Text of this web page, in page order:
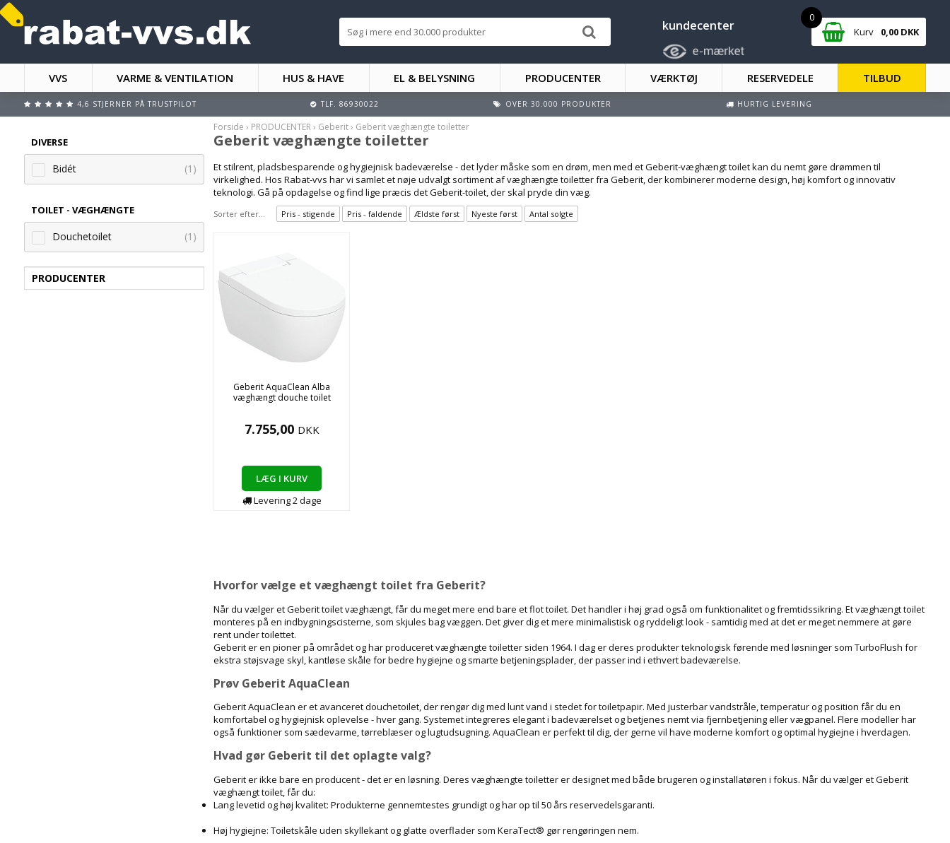
kundecenter
0
Kurv 0,00 DKK
VVS VARME & VENTILATION HUS & HAVE EL & BELYSNING PRODUCENTER VÆRKTØJ RESERVEDELE TILBUD
4,6 STJERNER PÅ TRUSTPILOT TLF. 86930022 OVER 30.000 PRODUKTER HURTIG LEVERING
DIVERSE
Bidét (1)
TOILET - VÆGHÆNGTE
Douchetoilet (1)
PRODUCENTER
Forside › PRODUCENTER› Geberit› Geberit væghængte toiletter
Geberit væghængte toiletter
Et stilrent, pladsbesparende og hygiejnisk badeværelse - det lyder måske som en drøm, men med et Geberit-væghængt toilet kan du nemt gøre drømmen til
virkelighed. Hos Rabat-vvs har vi samlet et nøje udvalgt sortiment af væghængte toiletter fra Geberit, der kombinerer moderne design, høj komfort og innovativ
teknologi. Gå på opdagelse og find lige præcis det Geberit-toilet, der skal pryde din væg.
Sorter efter... Pris - stigende Pris - faldende Ældste først Nyeste først Antal solgte
Geberit AquaClean Alba
væghængt douche toilet
7.755,00 DKK
LÆG I KURV
Levering2dage
Hvorfor vælge et væghængt toilet fra Geberit?
Når du vælger et Geberit toilet væghængt, får du meget mere end bare et flot toilet. Det handler i høj grad også om funktionalitet og fremtidssikring. Et væghængt toilet
monteres på en indbygningscisterne, som skjules bag væggen. Det giver dig et mere minimalistisk og ryddeligt look - samtidig med at det er meget nemmere at gøre
rent under toilettet.
Geberit er en pioner på området og har produceret væghængte toiletter siden 1964. I dag er deres produkter teknologisk førende med løsninger som TurboFlush for
ekstra støjsvage skyl, kantløse skåle for bedre hygiejne og smarte betjeningsplader, der passer ind i ethvert badeværelse.
Prøv Geberit AquaClean
Geberit AquaClean er et avanceret douchetoilet, der rengør dig med lunt vand i stedet for toiletpapir. Med justerbar vandstråle, temperatur og position får du en
komfortabel og hygiejnisk oplevelse - hver gang. Systemet integreres elegant i badeværelset og betjenes nemt via fjernbetjening eller vægpanel. Flere modeller har
også funktioner som sædevarme, tørreblæser og lugtudsugning. AquaClean er perfekt til dig, der gerne vil have moderne komfort og optimal hygiejne i hverdagen.
Hvad gør Geberit til det oplagte valg?
Geberit er ikke bare en producent - det er en løsning. Deres væghængte toiletter er designet med både brugeren og installatøren i fokus. Når du vælger et Geberit
væghængt toilet, får du:
Lang levetid og høj kvalitet: Produkterne gennemtestes grundigt og har op til 50 års reservedelsgaranti.
Høj hygiejne: Toiletskåle uden skyllekant og glatte overflader som KeraTect® gør rengøringen nem.